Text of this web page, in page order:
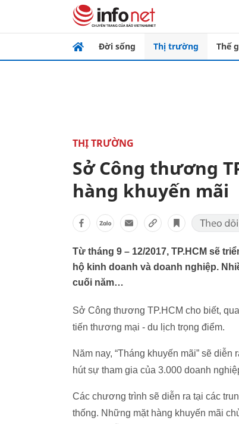
Đời sống Thị trường Thế
THỊ TRƯỜNG
Sở Công thương
hàng khuyến mãi
Từ tháng 9 – 12/2017, TP.HCM sẽ
hộ kinh doanh và doanh nghiệp.
cuối năm…
Sở Công thương TP.HCM cho biết,
tiến thương mại - du lịch trọng điểm.
Năm nay, “Tháng khuyến mãi” sẽ
hút sự tham gia của 3.000 doanh
Các chương trình sẽ diễn ra tại các
thống. Những mặt hàng khuyến mãi